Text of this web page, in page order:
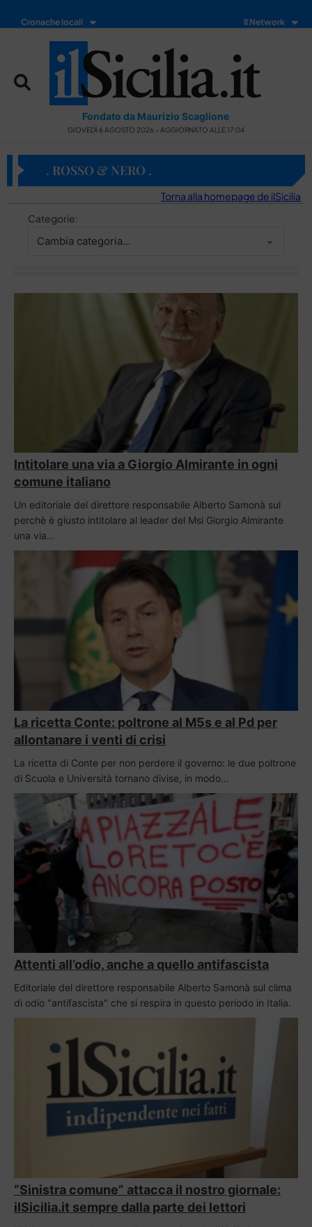
Cronache locali Il Network
Fondato da Maurizio Scaglione
GIOVEDÌ 6 AGOSTO 2026 - AGGIORNATO ALLE 17:04
. ROSSO & NERO .
Torna alla homepage de ilSicilia
Categorie:
Intitolare una via a Giorgio Almirante in ogni
comune italiano
Un editoriale del direttore responsabile Alberto Samonà sul
perchè è giusto intitolare al leader del Msi Giorgio Almirante
una via…
La ricetta Conte: poltrone al M5s e al Pd per
allontanare i venti di crisi
La ricetta di Conte per non perdere il governo: le due poltrone
di Scuola e Università tornano divise, in modo…
Attenti all’odio, anche a quello antifascista
Editoriale del direttore responsabile Alberto Samonà sul clima
di odio "antifascista" che si respira in questo periodo in Italia.
“Sinistra comune” attacca il nostro giornale:
ilSicilia.it sempre dalla parte dei lettori